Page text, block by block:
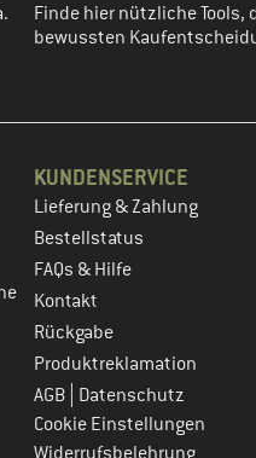
Finde hier nützliche Tools,
bewussten
KUNDENSERVICE
Lieferung & Zahlung
Bestellstatus
FAQs & Hilfe
Kontakt
Rückgabe
Produktreklamation
AGB Datenschutz
Cookie Einstellungen